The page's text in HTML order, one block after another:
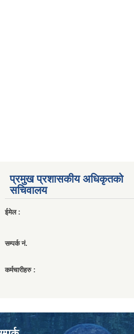
प्रमुख प्रशासकीय अधिकृतको
सचिवालय
ईमेल :
सम्पर्क नं.
कर्मचारीहरु :